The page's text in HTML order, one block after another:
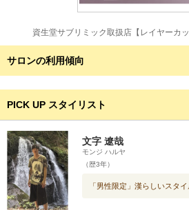
資生堂サブリミック取扱店【レイヤーカ
サロンの利用傾向
PICK UP スタイリスト
文字 遼哉
モンジ ハルヤ
（歴3年）
「男性限定」漢らしいスタ